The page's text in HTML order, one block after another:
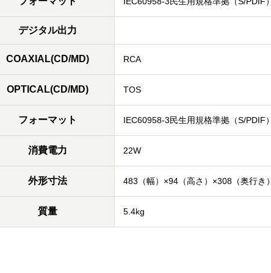
デジタル出力
COAXIAL(CD/MD) RCA
OPTICAL(CD/MD) TOS
フォーマット IEC60958-3民生用規格準拠（S/PDIF）
消費電力 22W
外形寸法 483（幅）×94（高さ）×308（奥行き
質量 5.4kg